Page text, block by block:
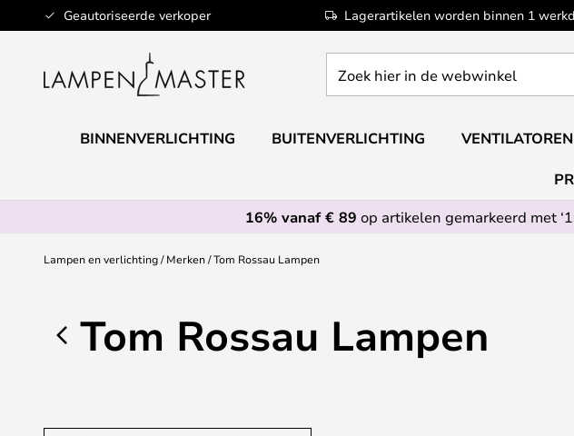
Geautoriseerde verkoper Lagerartikelen worden binnen 1
Ga
naar
inhoud
hier
de
BINNENVERLICHTING BUITENVERLICHTING VENTILATOREN
16% vanaf € 89 op artikelen gemarkeerd met
Lampen en verlichting Merken Tom Rossau Lampen
Tom Rossau Lampen